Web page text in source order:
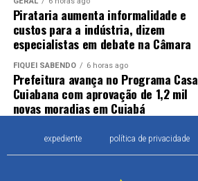
Pirataria aumenta informalidade e
custos para a indústria, dizem
especialistas em debate na Câmara
FIQUEI SABENDO 6 horas ago
Prefeitura avança no Programa Casa
Cuiabana com aprovação de 1,2 mil
novas moradias em Cuiabá
expediente política de privacidade